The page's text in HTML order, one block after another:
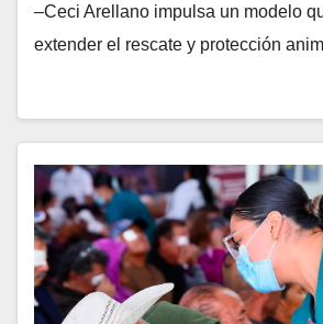
–Ceci Arellano impulsa un modelo
extender el rescate y protección